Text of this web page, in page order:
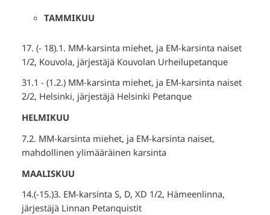
TAMMIKUU
17. (- 18).1. MM-karsinta miehet, ja EM-karsinta naiset
1/2, Kouvola, järjestäjä Kouvolan Urheilupetanque
31.1 - (1.2.) MM-karsinta miehet, ja EM-karsinta naiset
2/2, Helsinki, järjestäjä Helsinki Petanque
HELMIKUU
7.2. MM-karsinta miehet, ja EM-karsinta naiset,
mahdollinen ylimääräinen karsinta
MAALISKUU
14.(-15.)3. EM-karsinta S, D, XD 1/2, Hämeenlinna,
järjestäjä Linnan Petanquistit